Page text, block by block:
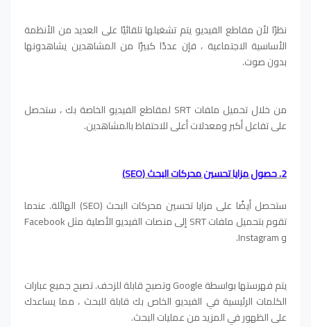
نظرًا لأن مقاطع الفيديو يتم تشغيلها تلقائيًا على العديد من الأنظمة
الأساسية الاجتماعية ، فإن عددًا كبيرًا من المشاهدين يشاهدونها
بدون صوت.
من خلال تحميل ملفات SRT لمقاطع الفيديو الخاصة بك ، ستحصل
على تفاعل أكبر ومعدلات أعلى للاحتفاظ بالمشاهدين.
2. حصول مزايا تحسين محركات البحث (SEO)
ستحصل أيضًا على مزايا تحسين محركات البحث (SEO) الهائلة. عندما
تقوم بتحميل ملفات SRT إلى منصات الفيديو الأصلية مثل Facebook
و Instagram.
يتم فهرستها بواسطة Google وتصبح قابلة للزحف. تصبح جميع عبارات
الكلمات الرئيسية في الفيديو الخاص بك قابلة للبحث ، مما يساعدك
على الظهور في المزيد من عمليات البحث.